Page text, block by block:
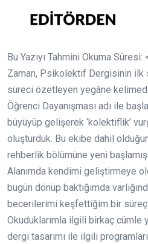
Bu Yazıyı Tahmini Okuma Süresi:
Zaman, Psikolektif Dergisinin ilk
süreci özetleyen yegâne
Öğrenci Dayanışması adı ile
büyüyüp gelişerek ‘kolektiflik’
oluşturduk. Bu ekibe dahil
rehberlik bölümüne yeni
Alanımda kendimi geliştirmeye
bugün dönüp baktığımda
becerilerimi keşfettiğim bir
Okuduklarımla ilgili birkaç cümle
dergi tasarımı ile ilgili